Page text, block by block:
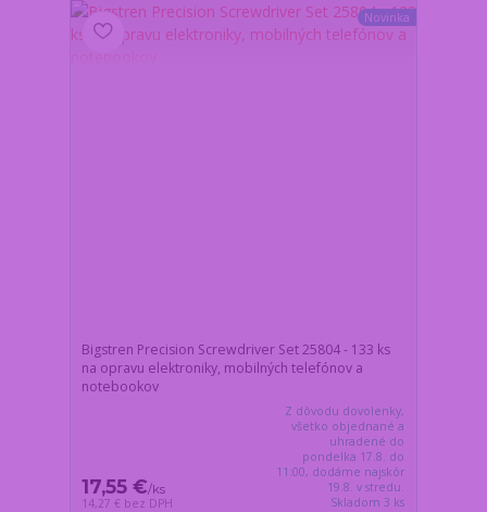
Novinka
Bigstren Precision Screwdriver Set 25804 - 133 ks
na opravu elektroniky, mobilných telefónov a
notebookov
17,55 €/ks
14,27 € bez DPH
Z dôvodu dovolenky,
všetko objednané a
uhradené do
pondelka 17.8. do
11:00, dodáme najskôr
19.8. v stredu.
Skladom 3 ks